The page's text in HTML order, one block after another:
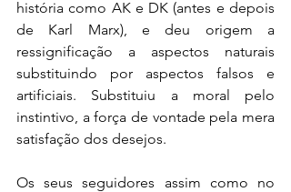
história como AK e DK (antes e depois
de Karl Marx), e deu origem a
ressignificação a aspectos naturais
substituindo por aspectos falsos e
artificiais. Substituiu a moral pelo
instintivo, a força de vontade pela mera
satisfação dos desejos.
Os seus seguidores assim como no